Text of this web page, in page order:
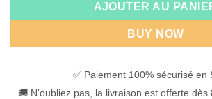
AJOUTER AU
BUY NOW
✅ Paiement 100% sécurisé en
🚚 N'oubliez pas, la livraison est offerte dès